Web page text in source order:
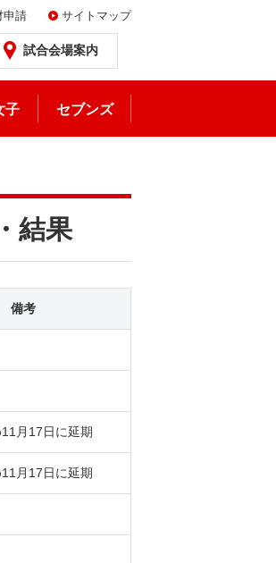
申請 サイトマップ
試合会場案内
子 セブンズ
結果
備考
月17日に延期
月17日に延期